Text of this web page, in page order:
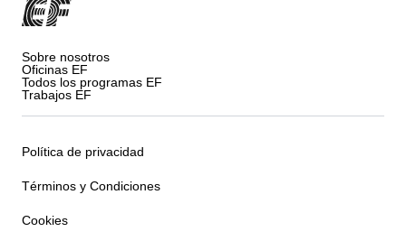
Sobre nosotros
Oficinas EF
Todos los programas EF
Trabajos EF
Política de privacidad
Términos y Condiciones
Cookies